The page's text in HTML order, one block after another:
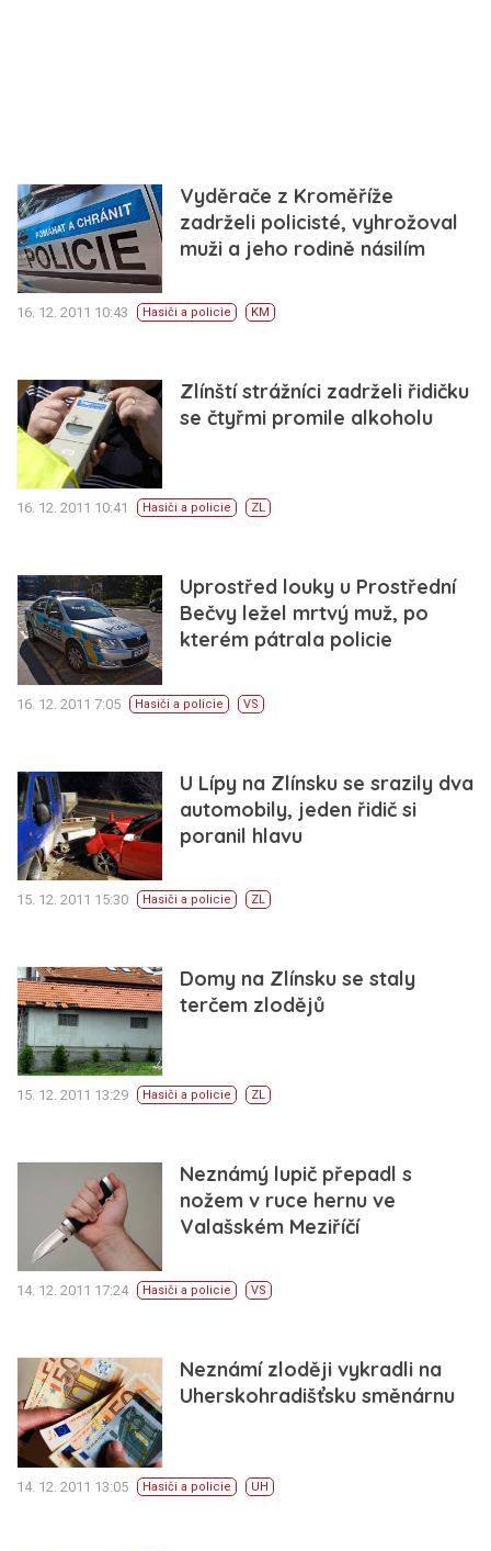
Vyděrače z Kroměříže
zadrželi policisté, vyhrožoval
muži a jeho rodině násilím
16. 12. 2011 10:43 Hasiči a policie KM
Zlínští strážníci zadrželi řidičku
se čtyřmi promile alkoholu
16. 12. 2011 10:41 Hasiči a policie ZL
Uprostřed louky u Prostřední
Bečvy ležel mrtvý muž, po
kterém pátrala policie
16. 12. 2011 7:05 Hasiči a policie VS
U Lípy na Zlínsku se srazily dva
automobily, jeden řidič si
poranil hlavu
15. 12. 2011 15:30 Hasiči a policie ZL
Domy na Zlínsku se staly
terčem zlodějů
15. 12. 2011 13:29 Hasiči a policie ZL
Neznámý lupič přepadl s
nožem v ruce hernu ve
Valašském Meziříčí
14. 12. 2011 17:24 Hasiči a policie VS
Neznámí zloději vykradli na
Uherskohradišťsku směnárnu
14. 12. 2011 13:05 Hasiči a policie UH